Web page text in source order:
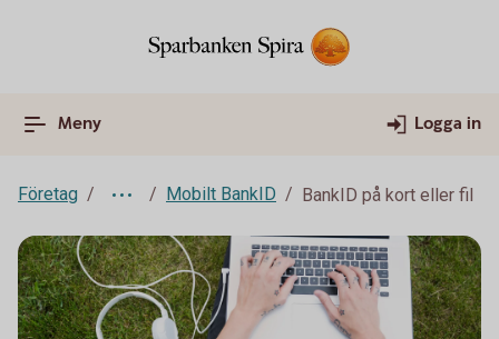
Meny Logga in
Företag Mobilt BankID BankID på kort eller fil